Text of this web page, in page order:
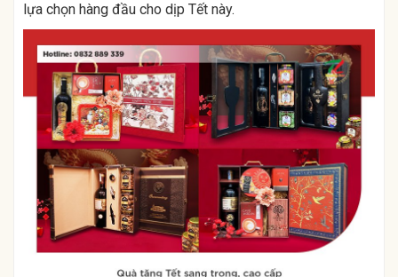
lựa chọn hàng đầu cho dịp Tết này.